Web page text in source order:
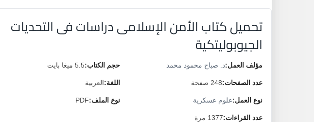
تحميل كتاب الأمن الإسلامى دراسات فى التحديات
الجيوبوليتكية
مؤلف العمل:د. صباح محمود محمد حجم الكتاب:5.5 ميغا بايت
عدد الصفحات:248 صفحة اللغة:العربية
نوع العمل:علوم عسكرية نوع الملف:PDF
عدد القراءات:1377 مرة